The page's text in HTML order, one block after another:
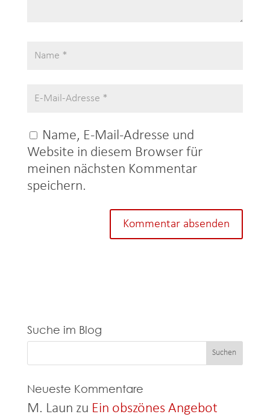
Name, E-Mail-Adresse und
Website in diesem Browser für
meinen nächsten Kommentar
speichern.
Suche im Blog
Neueste Kommentare
M. Laun zu Ein obszönes Angebot